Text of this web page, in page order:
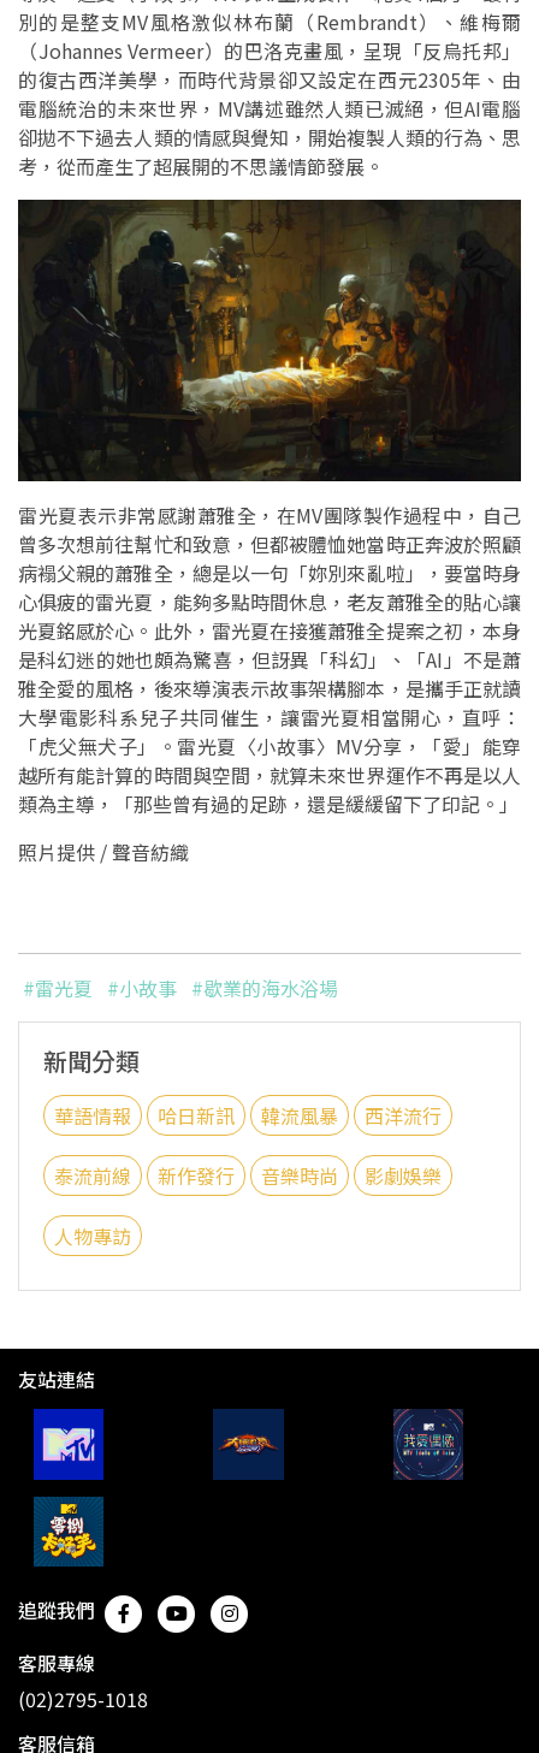
別的是整支MV風格激似林布蘭（Rembrandt）、維梅爾
（Johannes Vermeer）的巴洛克畫風，呈現「反烏托邦」
的復古西洋美學，而時代背景卻又設定在西元2305年、由
電腦統治的未來世界，MV講述雖然人類已滅絕，但AI電腦
卻拋不下過去人類的情感與覺知，開始複製人類的行為、思
考，從而產生了超展開的不思議情節發展。
雷光夏表示非常感謝蕭雅全，在MV團隊製作過程中，自己
曾多次想前往幫忙和致意，但都被體恤她當時正奔波於照顧
病褟父親的蕭雅全，總是以一句「妳別來亂啦」，要當時身
心俱疲的雷光夏，能夠多點時間休息，老友蕭雅全的貼心讓
光夏銘感於心。此外，雷光夏在接獲蕭雅全提案之初，本身
是科幻迷的她也頗為驚喜，但訝異「科幻」、「AI」不是蕭
雅全愛的風格，後來導演表示故事架構腳本，是攜手正就讀
大學電影科系兒子共同催生，讓雷光夏相當開心，直呼：
「虎父無犬子」。雷光夏〈小故事〉MV分享，「愛」能穿
越所有能計算的時間與空間，就算未來世界運作不再是以人
類為主導，「那些曾有過的足跡，還是緩緩留下了印記。」
照片提供 / 聲音紡織
#雷光夏 #小故事 #歇業的海水浴場
新聞分類
華語情報 哈日新訊 韓流風暴 西洋流行
泰流前線 新作發行 音樂時尚 影劇娛樂
人物專訪
友站連結
追蹤我們
客服專線
(02)2795-1018
客服信箱